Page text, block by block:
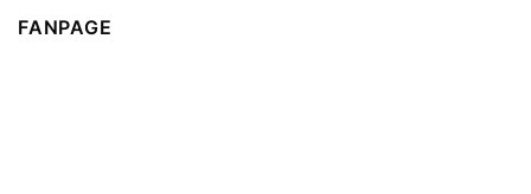
FANPAGE